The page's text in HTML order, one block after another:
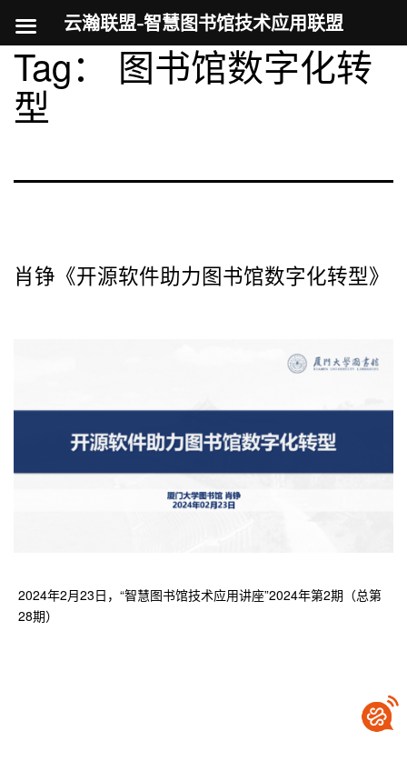
跳Tag： 图书馆数字化转
型
肖铮《开源软件助力图书馆数字化转型》
2024年2月23日，“智慧图书馆技术应用讲座”2024年第2期（总第
28期）
云瀚联盟-智慧图书馆技术应用联盟